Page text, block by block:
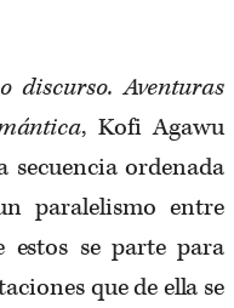
discurso. Aventuras
, Kofi Agawu
secuencia ordenada
paralelismo entre
estos se parte para
que de ella se